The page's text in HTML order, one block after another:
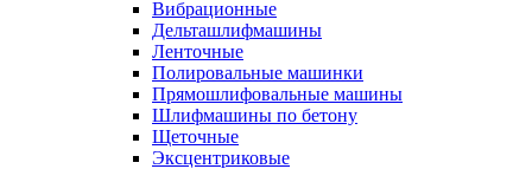
Вибрационные
Дельташлифмашины
Ленточные
Полировальные машинки
Прямошлифовальные машины
Шлифмашины по бетону
Щеточные
Эксцентриковые